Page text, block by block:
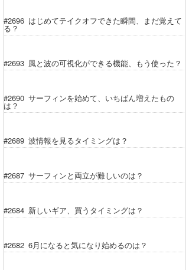
#2696 はじめてテイクオフできた瞬間、まだ覚えて
る？
#2693 風と波の可視化ができる機能、もう使った？
#2690 サーフィンを始めて、いちばん増えたもの
は？
#2689 波情報を見るタイミングは？
#2687 サーフィンと両立が難しいのは？
#2684 新しいギア、買うタイミングは？
#2682 6月になると気になり始めるのは？
DELTA FORCE SURF
進士剛光
NOBUFUKU
Aichan
G◎Da
KOBU